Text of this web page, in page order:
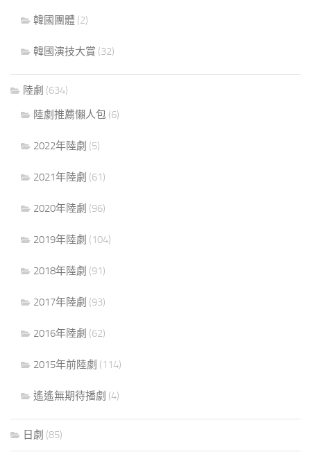
韓國團體 (2)
韓國演技大賞 (32)
陸劇 (634)
陸劇推薦懶人包 (6)
2022年陸劇 (5)
2021年陸劇 (61)
2020年陸劇 (96)
2019年陸劇 (104)
2018年陸劇 (91)
2017年陸劇 (93)
2016年陸劇 (62)
2015年前陸劇 (114)
遙遙無期待播劇 (4)
日劇 (85)